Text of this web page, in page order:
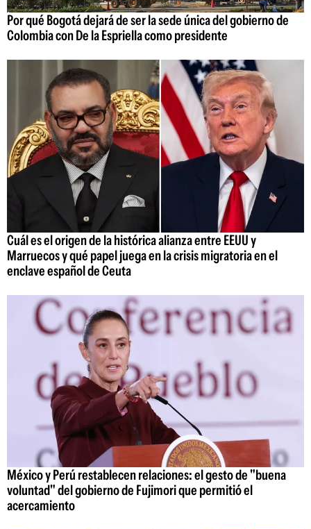
Por qué Bogotá dejará de ser la sede única del gobierno de
Colombia con De la Espriella como presidente
Cuál es el origen de la histórica alianza entre EEUU y
Marruecos y qué papel juega en la crisis migratoria en el
enclave español de Ceuta
México y Perú restablecen relaciones: el gesto de "buena
voluntad" del gobierno de Fujimori que permitió el
acercamiento